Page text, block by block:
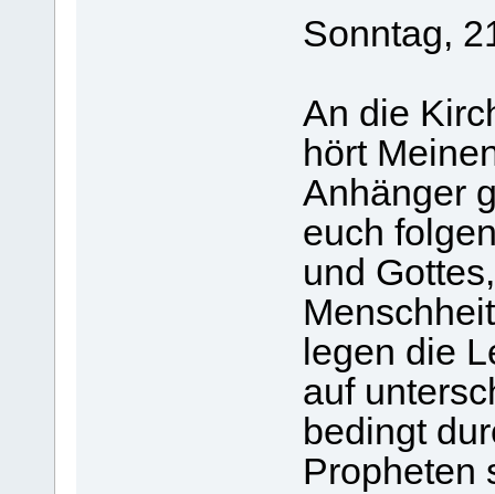
Sonntag,
An die
hört
Anhänger
euch
und
legen die
auf
bedingt
Propheten